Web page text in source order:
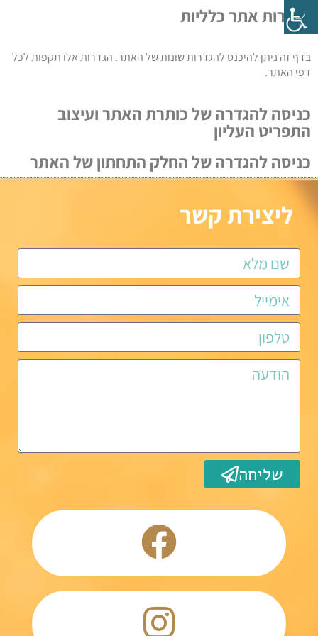
הגדרות אתר כלליות
בדף זה ניתן להיכנס להגדרות שונות של האתר. הגדרות אלו תקפות לכל
דפי האתר.
כניסה להגדרה של כותרת האתר ועיצוב
התפריט העליון
כניסה להגדרה של החלק התחתון של האתר
ליצירת קשר
שליחה